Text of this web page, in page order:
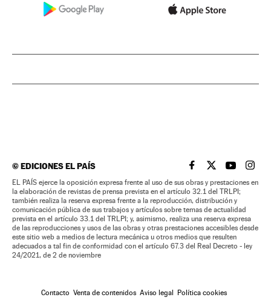
©EDICIONES EL PAÍS EL PAÍS BRASIL EN
EL PAÍSEL PAÍS
EL
EL PAÍS ejerce la oposición expresa frente al uso de sus obras y prestaciones en
la elaboración de revistas de prensa prevista en el artículo 32.1 del TRLPI;
también realiza la reserva expresa frente a la reproducción, distribución y
comunicación pública de sus trabajos y artículos sobre temas de actualidad
prevista en el artículo 33.1 del TRLPI; y, asimismo, realiza una reserva expresa
de las reproducciones y usos de las obras y otras prestaciones accesibles desde
este sitio web a medios de lectura mecánica u otros medios que resulten
adecuados a tal fin de conformidad con el artículo 67.3 del Real Decreto - ley
24/2021, de 2 de noviembre
Contacto Venta de contenidos Aviso legal Política cookies